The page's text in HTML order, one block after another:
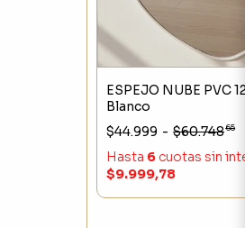
ESPEJO NUBE PVC
Blanco
$44.999 - $60.74865
Hasta 6 cuotas sin
$9.999,78